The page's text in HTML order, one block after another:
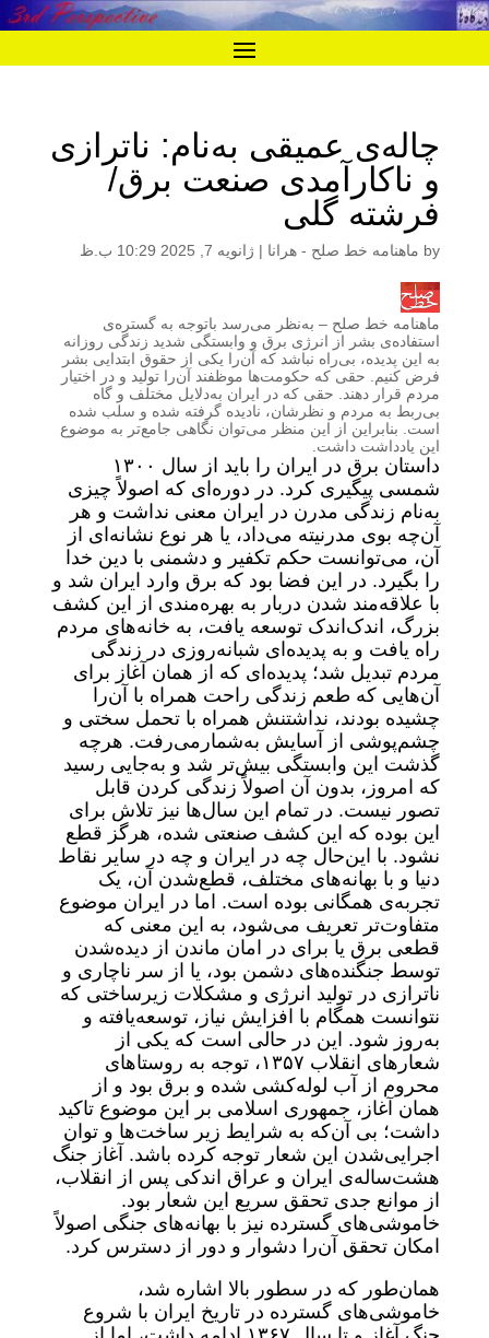
چاله‌ی عمیقی به‌نام: ناترازی
و ناکارآمدی صنعت برق/
فرشته گلی
by ماهنامه خط صلح - هرانا | ژانویه 7, 2025 10:29 ب.ظ
ماهنامه خط صلح – به‌نظر می‌رسد باتوجه به گستره‌ی
استفاده‌ی بشر از انرژی برق و وابستگی شدید زندگی روزانه
به این پدیده، بی‌راه نباشد که آن‌را یکی از حقوق ابتدایی بشر
فرض کنیم. حقی که حکومت‌ها موظفند آن‌را تولید و در اختیار
مردم قرار دهند. حقی که در ایران به‌دلایل مختلف و گاه
بی‌ربط به مردم و نظرشان، نادیده گرفته شده و سلب شده
است. بنابراین از این منظر می‌توان نگاهی جامع‌تر به موضوع
این یادداشت داشت.
داستان برق در ایران را باید از سال ۱۳۰۰
شمسی پیگیری کرد. در دوره‌ای که اصولاً چیزی
به‌نام زندگی مدرن در ایران معنی نداشت و هر
آن‌چه بوی مدرنیته می‌داد، یا هر نوع نشانه‌ای از
آن، می‌توانست حکم تکفیر و دشمنی با دین خدا
را بگیرد. در این فضا بود که برق وارد ایران شد و
با علاقه‌مند شدن دربار به بهره‌مندی از این کشف
بزرگ، اندک‌اندک توسعه یافت، به خانه‌های مردم
راه یافت و به پدیده‌ای شبانه‌روزی در زندگی
مردم تبدیل شد؛ پدیده‌ای که از همان آغاز برای
آن‌هایی که طعم زندگی راحت همراه با آن‌را
چشیده بودند، نداشتنش همراه با تحمل سختی و
چشم‌پوشی از آسایش به‌شمارمی‌رفت. هرچه
گذشت این وابستگی بیش‌تر شد و به‌جایی رسید
که امروز، بدون آن اصولاً زندگی کردن قابل
تصور نیست. در تمام این سال‌ها نیز تلاش برای
این بوده که این کشف صنعتی شده، هرگز قطع
نشود. با این‌حال چه در ایران و چه در سایر نقاط
دنیا و با بهانه‌های مختلف، قطع‌شدن آن، یک
تجربه‌ی همگانی بوده است. اما در ایران موضوع
متفاوت‌تر تعریف می‌شود، به این معنی که
قطعی برق یا برای در امان ماندن از دیده‌شدن
توسط جنگنده‌های دشمن بود، یا از سر ناچاری و
ناترازی در تولید انرژی و مشکلات زیرساختی که
نتوانست همگام با افزایش نیاز، توسعه‌یافته و
به‌روز شود. این در حالی است که یکی از
شعارهای انقلاب ۱۳۵۷، توجه به روستاهای
محروم از آب لوله‌کشی شده و برق بود و از
همان آغاز، جمهوری اسلامی بر این موضوع تاکید
داشت؛ بی آن‌که به شرایط زیر ساخت‌ها و توان
اجرایی‌شدن این شعار توجه کرده باشد. آغاز جنگ
هشت‌ساله‌ی ایران و عراق اندکی پس از انقلاب،
از موانع جدی تحقق سریع این شعار بود.
خاموشی‌های گسترده نیز با بهانه‌های جنگی اصولاً
امکان تحقق آن‌را دشوار و دور از دسترس کرد.
همان‌طور که در سطور بالا اشاره شد،
خاموشی‌های گسترده در تاریخ ایران با شروع